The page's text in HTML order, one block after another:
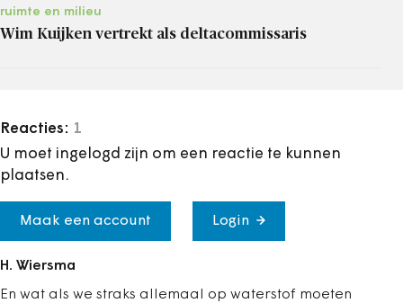
ruimte en milieu
Wim Kuijken vertrekt als deltacommissaris
Reacties: 1
U moet ingelogd zijn om een reactie te kunnen
plaatsen.
Maak een account Login
H. Wiersma
En wat als we straks allemaal op waterstof moeten